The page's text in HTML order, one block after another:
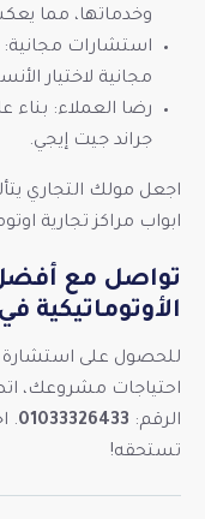
وخدماتها، مما
استشارات
مجانية لاختيار
رضا العملاء:
جراند جيت إيجي.
اجعل مولك التجاري
ابواب مراكز تجارية
تواصل مع
الأوتوماتيكية
للحصول على
احتياجات مشروعك،
الرقم: 01033326433
.
تستحقه!